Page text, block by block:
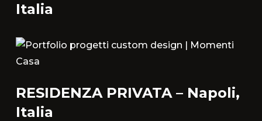
Italia
RESIDENZA PRIVATA – Napoli,
Italia